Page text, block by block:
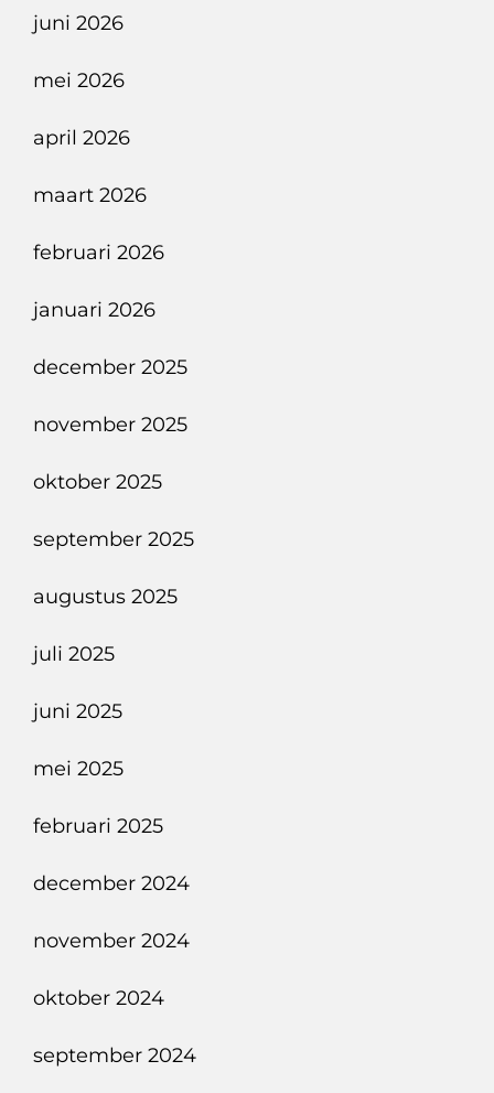
juni 2026
mei 2026
april 2026
maart 2026
februari 2026
januari 2026
december 2025
november 2025
oktober 2025
september 2025
augustus 2025
juli 2025
juni 2025
mei 2025
februari 2025
december 2024
november 2024
oktober 2024
september 2024